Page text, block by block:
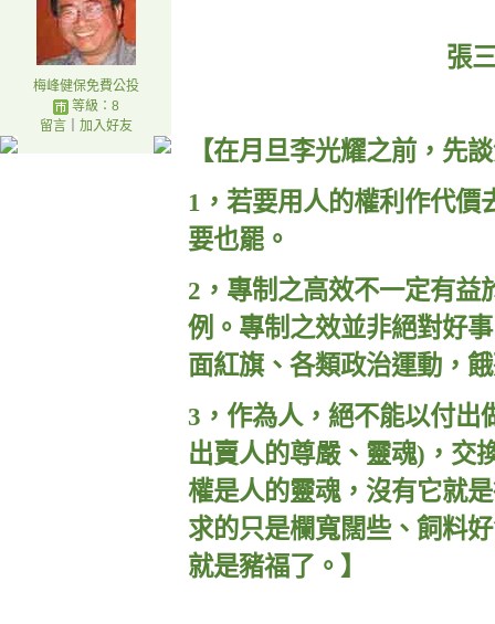
梅峰健保免費公投
等級：8
留言｜ 加入好友
張
【在月旦李光耀之前，先
1 ，若要用人的權利作代
要也罷。
2 ，專制之高效不一定有
例。專制之效並非絕對好
面紅旗、各類政治運動，
3 ，作為人，絕不能以付出
出賣人的尊嚴、靈魂) ，交
權是人的靈魂，沒有它就
求的只是欄寬闊些、飼料
就是豬福了。】